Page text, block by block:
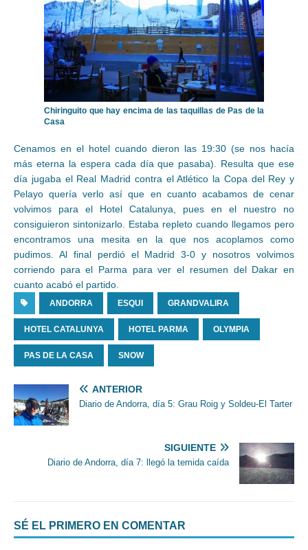
Chiringuito que hay encima de las taquillas de Pas de la
Casa
Cenamos en el hotel cuando dieron las 19:30 (se nos hacía
más eterna la espera cada día que pasaba). Resulta que ese
día jugaba el Real Madrid contra el Atlético la Copa del Rey y
Pelayo quería verlo así que en cuanto acabamos de cenar
volvimos para el Hotel Catalunya, pues en el nuestro no
consiguieron sintonizarlo. Estaba repleto cuando llegamos pero
encontramos una mesita en la que nos acoplamos como
pudimos. Al final perdió el Madrid 3-0 y nosotros volvimos
corriendo para el Parma para ver el resumen del Dakar en
cuanto acabó el partido.
ANDORRA ESQUI GRANDVALIRA
HOTEL CATALUNYA HOTEL PARMA OLYMPIA
PAS DE LA CASA SNOW
ANTERIOR
Diario de Andorra, día 5: Grau Roig y Soldeu-El Tarter
SIGUIENTE
Diario de Andorra, día 7: llegó la temida caída
SÉ EL PRIMERO EN COMENTAR